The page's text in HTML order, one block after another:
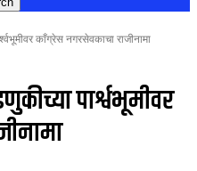
काँग्रेस नगरसेवकाचा राजीनामा
पार्श्वभूमीवर